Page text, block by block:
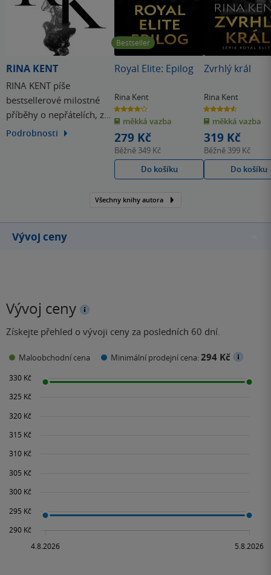
RINA KENT
RINA KENT píše
bestsellerové milostné
příběhy o nepřátelích, z
nichž se stanou milenci.
mozek. Stále však věří, že
romantička, tak jí…
Podrobnosti
Bestseller
Royal Elite: Epilog
Rina Kent
4.1
z
5
hvězdiček
měkká vazba
279 Kč
Běžně 349 Kč
Do košíku
Zvrhlý král
Rina Kent
4.6
z
5
hvězdiček
měkká vazba
319 Kč
Běžně 399 Kč
Do košíku
Všechny knihy autora
Vývoj ceny
Vývoj ceny
Získejte přehled o vývoji ceny za posledních 60 dní.
Maloobchodní cena Minimální prodejní cena:294 Kč